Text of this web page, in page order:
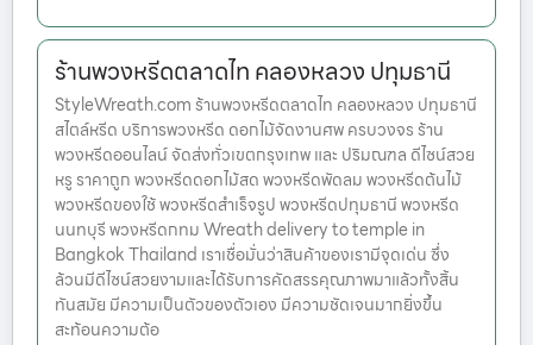
ร้านพวงหรีดตลาดไท คลองหลวง ปทุมธานี
StyleWreath.com ร้านพวงหรีดตลาดไท คลองหลวง ปทุมธานี
สไตล์หรีด บริการพวงหรีด ดอกไม้จัดงานศพ ครบวงจร ร้าน
พวงหรีดออนไลน์ จัดส่งทั่วเขตกรุงเทพ และ ปริมณฑล ดีไซน์สวย
หรู ราคาถูก พวงหรีดดอกไม้สด พวงหรีดพัดลม พวงหรีดต้นไม้
พวงหรีดของใช้ พวงหรีดสำเร็จรูป พวงหรีดปทุมธานี พวงหรีด
นนทบุรี พวงหรีดกทม Wreath delivery to temple in
Bangkok Thailand เราเชื่อมั่นว่าสินค้าของเรามีจุดเด่น ซึ่ง
ล้วนมีดีไซน์สวยงามและได้รับการคัดสรรคุณภาพมาแล้วทั้งสิ้น
ทันสมัย มีความเป็นตัวของตัวเอง มีความชัดเจนมากยิ่งขึ้น
สะท้อนความต้อ